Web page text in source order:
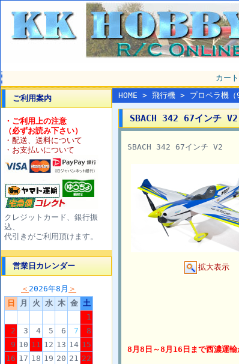
カー
ご利用案内
・ご利用上の注意
（必ずお読み下さい）
・配送、送料について
・お支払いについて
クレジットカード、銀行振
込、
代引きがご利用頂けます。
営業日カレンダー
＜ 2026年8月 ＞
日
月 火 水 木 金 土
1
2
3 4 5 6 7
8
9 10 11 12 13 14 15
16 17 18 19 20 21 22
HOME > 飛行機 > プロペラ機（
SBACH 342 67インチ
SBACH 342 67インチ V2
拡大表示
8月8日～8月16日まで西濃運